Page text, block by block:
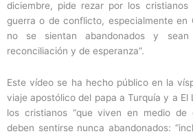
diciembre, pide rezar por los
guerra o de conflicto, especialmente en
no se sientan abandonados y
reconciliación y de esperanza”.
Este vídeo se ha hecho público en la
viaje apostólico del papa a Turquía y a El
los cristianos “que viven en medio de
deben sentirse nunca abandonados: